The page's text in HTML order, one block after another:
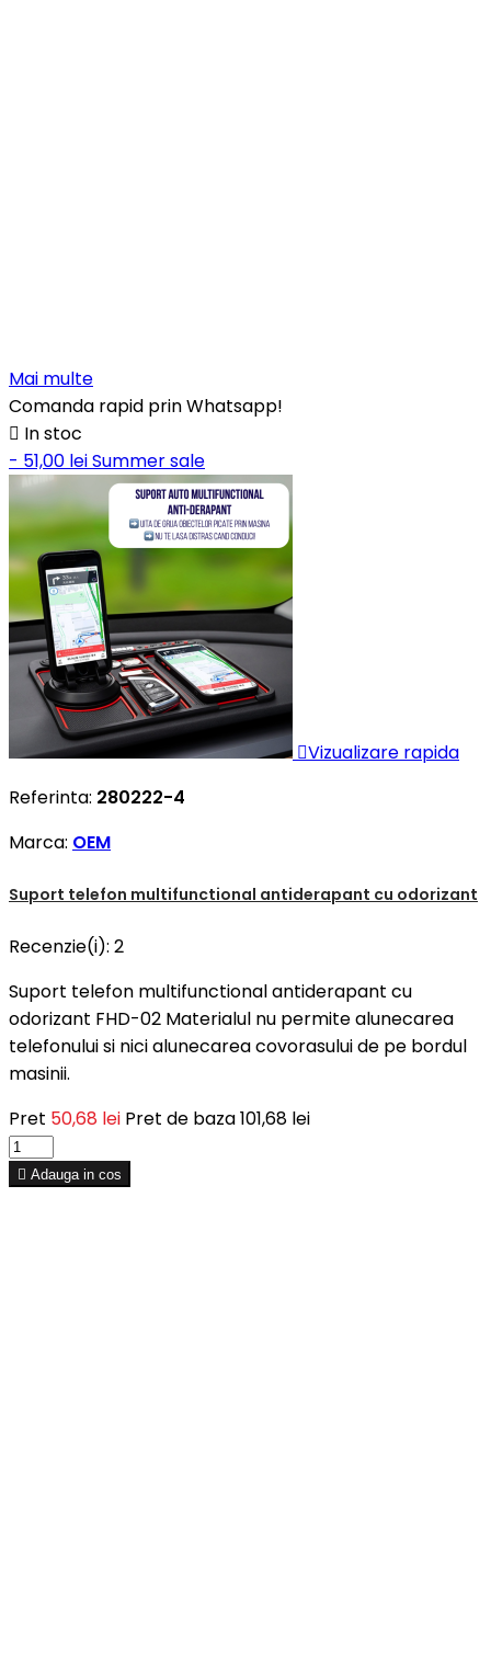
Mai multe
Comanda rapid prin Whatsapp!
 In stoc
- 51,00 leiSummer sale
Vizualizare rapida
Referinta: 280222-4
Marca: OEM
Suport telefon multifunctional antiderapant cu odorizant
Recenzie(i): 2
Suport telefon multifunctional antiderapant cu
odorizant FHD-02 Materialul nu permite alunecarea
telefonului si nici alunecarea covorasului de pe bordul
masinii.
Pret 50,68 lei Pret de baza101,68 lei
 Adauga in cos